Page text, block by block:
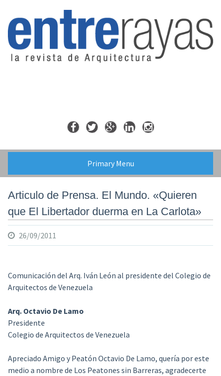
content
Primary Menu
Articulo de Prensa. El Mundo. «Quieren
que El Libertador duerma en La Carlota»
26/09/2011
Comunicación del Arq. Iván León al presidente del Colegio de
Arquitectos de Venezuela
Arq. Octavio De Lamo
Presidente
Colegio de Arquitectos de Venezuela
Apreciado Amigo y Peatón Octavio De Lamo, quería por este
medio a nombre de Los Peatones sin Barreras, agradecerte